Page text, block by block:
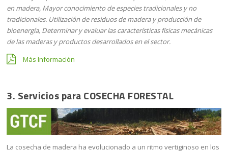
en madera, Mayor conocimiento de especies tradicionales y no
tradicionales. Utilización de residuos de madera y producción de
bioenergía, Determinar y evaluar las características físicas mecánicas
de las maderas y productos desarrollados en el sector.
Más Información
3. Servicios para COSECHA FORESTAL
La cosecha de madera ha evolucionado a un ritmo vertiginoso en los